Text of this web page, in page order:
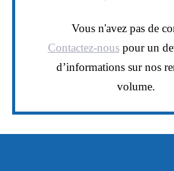
Vous n'avez pas de
Contactez-nouspour un
d’informations sur nos
volume.